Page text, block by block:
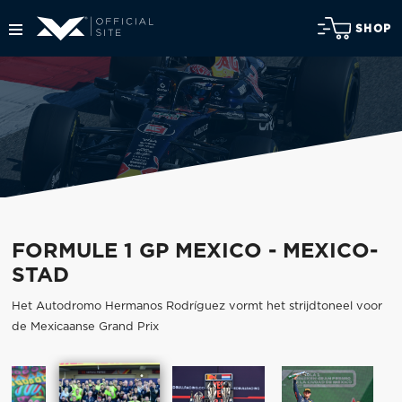
SHOP
FORMULE 1 GP MEXICO - MEXICO-
STAD
Het Autodromo Hermanos Rodríguez vormt het strijdtoneel voor
de Mexicaanse Grand Prix